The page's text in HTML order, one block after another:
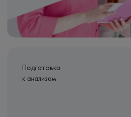
Подготовка
к анализам